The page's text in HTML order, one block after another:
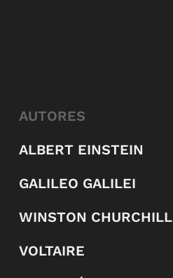
AUTORES
ALBERT EINSTEIN
GALILEO GALILEI
WINSTON CHURCHILL
VOLTAIRE